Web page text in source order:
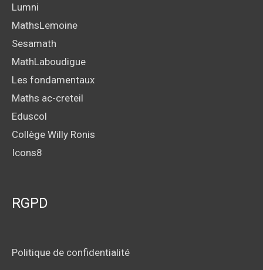
Lumni
MathsLemoine
Sesamath
MathLaboudigue
Les fondamentaux
Maths ac-creteil
Eduscol
Collège Willy Ronis
Icons8
RGPD
Politique de confidentialité